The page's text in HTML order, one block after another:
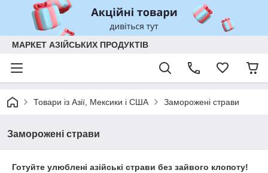
МАРКЕТ АЗІЙСЬКИХ ПРОДУКТІВ
Товари із Азії, Мексики і США Заморожені страви
Заморожені страви
Готуйте улюблені азійські страви без зайвого клопоту!